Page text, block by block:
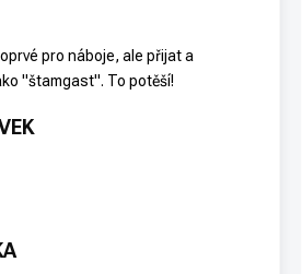
pro náboje, ale přijat a
"štamgast". To potěší!